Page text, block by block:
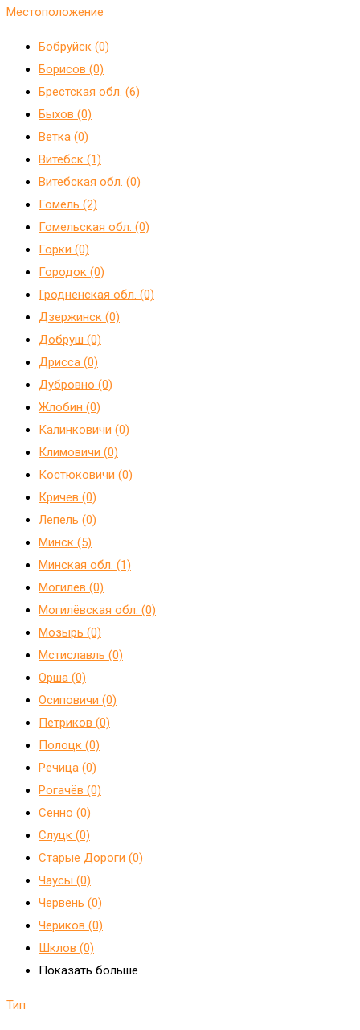
Местоположение
Бобруйск (0)
Борисов (0)
Брестская обл. (6)
Быхов (0)
Ветка (0)
Витебск (1)
Витебская обл. (0)
Гомель (2)
Гомельская обл. (0)
Горки (0)
Городок (0)
Гродненская обл. (0)
Дзержинск (0)
Добруш (0)
Дрисса (0)
Дубровно (0)
Жлобин (0)
Калинковичи (0)
Климовичи (0)
Костюковичи (0)
Кричев (0)
Лепель (0)
Минск (5)
Минская обл. (1)
Могилёв (0)
Могилёвская обл. (0)
Мозырь (0)
Мстиславль (0)
Орша (0)
Осиповичи (0)
Петриков (0)
Полоцк (0)
Речица (0)
Рогачёв (0)
Сенно (0)
Слуцк (0)
Старые Дороги (0)
Чаусы (0)
Червень (0)
Чериков (0)
Шклов (0)
Показать больше
Тип